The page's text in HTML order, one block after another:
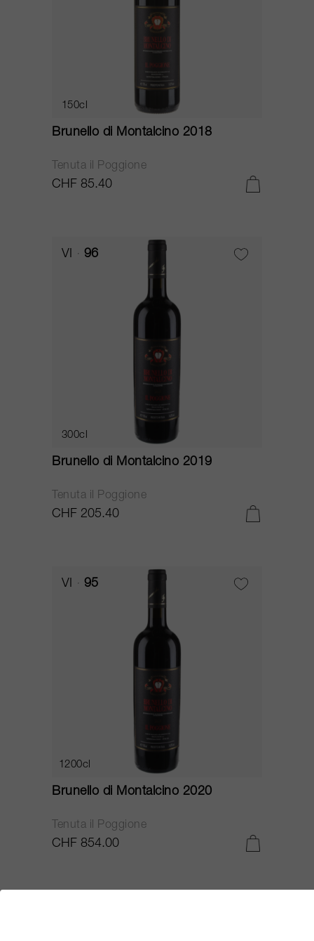
150cl
Brunello di Montalcino 2018
Tenuta il Poggione
CHF 85.40
VI 96
300cl
Brunello di Montalcino 2019
Tenuta il Poggione
CHF 205.40
VI 95
1200cl
Brunello di Montalcino 2020
Tenuta il Poggione
CHF 854.00